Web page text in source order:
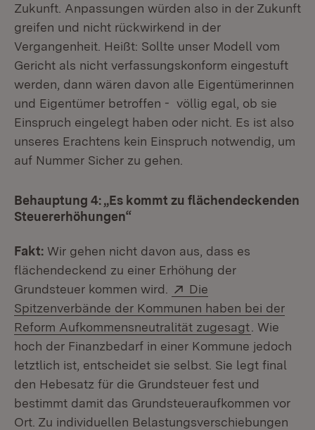
Zukunft. Anpassungen würden also in der Zukunft
greifen und nicht rückwirkend in der
Vergangenheit. Heißt: Sollte unser Modell vom
Gericht als nicht verfassungskonform eingestuft
werden, dann wären davon alle Eigentümerinnen
und Eigentümer betroffen - völlig egal, ob sie
Einspruch eingelegt haben oder nicht. Es ist also
unseres Erachtens kein Einspruch notwendig, um
auf Nummer Sicher zu gehen.
Behauptung 4:„Es kommt zu flächendeckenden
Steuererhöhungen“
Fakt: Wir gehen nicht davon aus, dass es
flächendeckend zu einer Erhöhung der
Grundsteuer kommen wird.
Extern:
Die
Spitzenverbände der Kommunen haben bei der
Reform Aufkommensneutralität zugesagt (Öffnet in
. Wie
hoch der Finanzbedarf in einer Kommune jedoch
letztlich ist, entscheidet sie selbst. Sie legt final
den Hebesatz für die Grundsteuer fest und
bestimmt damit das Grundsteueraufkommen vor
Ort. Zu individuellen Belastungsverschiebungen